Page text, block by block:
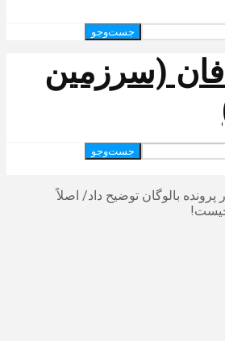
جست‌وجو
جست‌وجو